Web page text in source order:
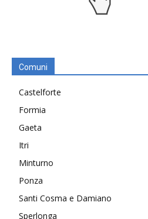
Comuni
Castelforte
Formia
Gaeta
Itri
Minturno
Ponza
Santi Cosma e Damiano
Sperlonga